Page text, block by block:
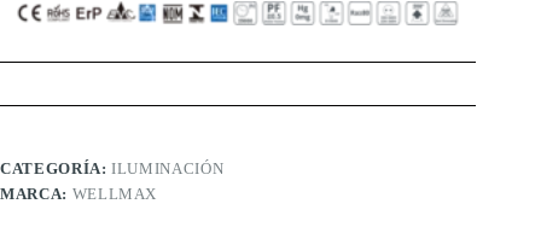
CATEGORÍA:ILUMINACIÓN
MARCA: WELLMAX